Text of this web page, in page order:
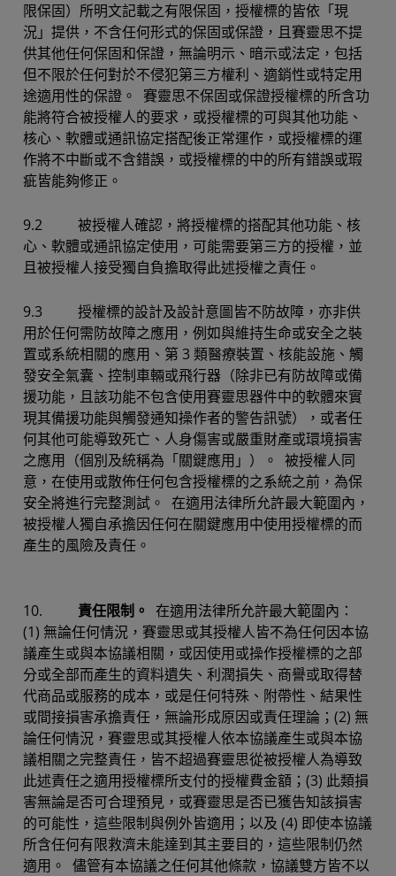
限保固）所明文記載之有限保固，授權標的皆依「現
況」提供，不含任何形式的保固或保證，且賽靈思不提
供其他任何保固和保證，無論明示、暗示或法定，包括
但不限於任何對於不侵犯第三方權利、適銷性或特定用
途適用性的保證。 賽靈思不保固或保證授權標的所含功
能將符合被授權人的要求，或授權標的可與其他功能、
核心、軟體或通訊協定搭配後正常運作，或授權標的運
作將不中斷或不含錯誤，或授權標的中的所有錯誤或瑕
疵皆能夠修正。
9.2 被授權人確認，將授權標的搭配其他功能、核
心、軟體或通訊協定使用，可能需要第三方的授權，並
且被授權人接受獨自負擔取得此述授權之責任。
9.3 授權標的設計及設計意圖皆不防故障，亦非供
用於任何需防故障之應用，例如與維持生命或安全之裝
置或系統相關的應用、第 3 類醫療裝置、核能設施、觸
發安全氣囊、控制車輛或飛行器（除非已有防故障或備
援功能，且該功能不包含使用賽靈思器件中的軟體來實
現其備援功能與觸發通知操作者的警告訊號），或者任
何其他可能導致死亡、人身傷害或嚴重財產或環境損害
之應用（個別及統稱為「關鍵應用」）。 被授權人同
意，在使用或散佈任何包含授權標的之系統之前，為保
安全將進行完整測試。 在適用法律所允許最大範圍內，
被授權人獨自承擔因任何在關鍵應用中使用授權標的而
產生的風險及責任。
10. 責任限制。 在適用法律所允許最大範圍內：
(1) 無論任何情況，賽靈思或其授權人皆不為任何因本協
議產生或與本協議相關，或因使用或操作授權標的之部
分或全部而產生的資料遺失、利潤損失、商譽或取得替
代商品或服務的成本，或是任何特殊、附帶性、結果性
或間接損害承擔責任，無論形成原因或責任理論；(2) 無
論任何情況，賽靈思或其授權人依本協議產生或與本協
議相關之完整責任，皆不超過賽靈思從被授權人為導致
此述責任之適用授權標所支付的授權費金額；(3) 此類損
害無論是否可合理預見，或賽靈思是否已獲告知該損害
的可能性，這些限制與例外皆適用；以及 (4) 即使本協議
所含任何有限救濟未能達到其主要目的，這些限制仍然
適用。 儘管有本協議之任何其他條款，協議雙方皆不以